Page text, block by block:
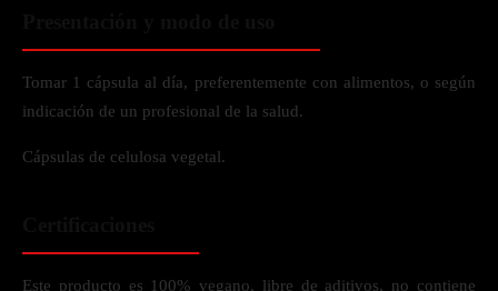
Tomar 1 cápsula al día, preferentemente con alimentos, o según
indicación de un profesional de la salud.
Cápsulas de celulosa vegetal.
Este producto es 100% vegano, libre de aditivos, no contiene